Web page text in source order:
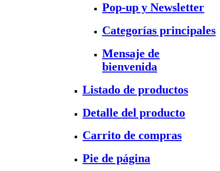
Pop-up y Newsletter
Categorías principales
Mensaje de
bienvenida
Listado de productos
Detalle del producto
Carrito de compras
Pie de página